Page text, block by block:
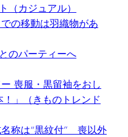
（カジュアル）
での移動は羽織物があ
のパーティーへ
喪服・黒留袖をおし
」（きものトレンド
名称は“黒紋付” 喪以外